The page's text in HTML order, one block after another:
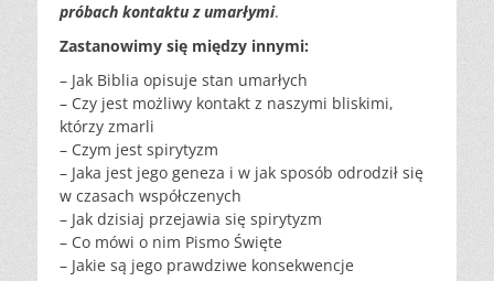
próbach kontaktu z umarłymi.
Zastanowimy się między innymi:
– Jak Biblia opisuje stan umarłych
– Czy jest możliwy kontakt z naszymi bliskimi,
którzy zmarli
– Czym jest spirytyzm
– Jaka jest jego geneza i w jak sposób odrodził się
w czasach współczenych
– Jak dzisiaj przejawia się spirytyzm
– Co mówi o nim Pismo Święte
– Jakie są jego prawdziwe konsekwencje